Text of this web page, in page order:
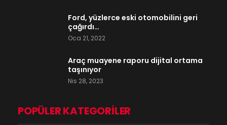
Ford, yüzlerce eski otomobilini geri
çağırdı…
Oca 21, 2022
Araç muayene raporu dijital ortama
taşınıyor
Nis 28, 2023
POPÜLER KATEGORILER